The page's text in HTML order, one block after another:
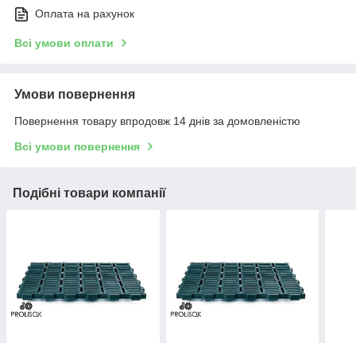
Оплата на рахунок
Всі умови оплати
Умови повернення
Повернення товару впродовж 14 днів за домовленістю
Всі умови повернення
Подібні товари компанії